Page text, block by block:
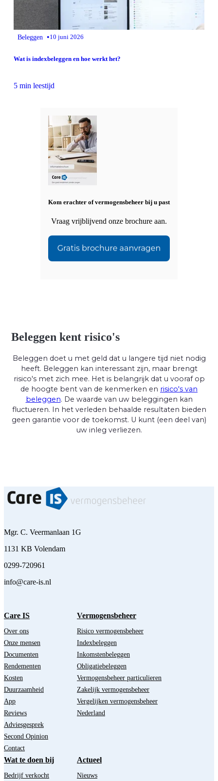
Beleggen •10 juni 2026
Wat is indexbeleggen en hoe werkt het?
5 min leestijd
Kom erachter of vermogensbeheer bij u past
Vraag vrijblijvend onze brochure aan.
Beleggen kent risico's
Beleggen doet u met geld dat u langere tijd niet nodig
heeft. Beleggen kan interessant zijn, maar brengt
risico's met zich mee. Het is belangrijk dat u vooraf op
de hoogte bent van de kenmerken en risico's van
beleggen. De waarde van uw beleggingen kan
fluctueren. In het verleden behaalde resultaten bieden
geen garantie voor de toekomst. U kunt (een deel van)
uw inleg verliezen.
Mgr. C. Veermanlaan 1G
1131 KB Volendam
0299-720961
info@care-is.nl
Care IS
Over ons
Onze mensen
Documenten
Rendementen
Kosten
Duurzaamheid
App
Reviews
Adviesgesprek
Second Opinion
Contact
Vermogensbeheer
Risico vermogensbeheer
Indexbeleggen
Inkomstenbeleggen
Obligatiebeleggen
Vermogensbeheer particulieren
Zakelijk vermogensbeheer
Vergelijken vermogensbeheer
Nederland
Wat te doen bij
Bedrijf verkocht
Actueel
Nieuws